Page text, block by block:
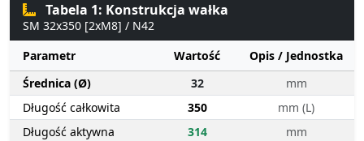
Tabela 1: Konstrukcja wałka
SM 32x350 [2xM8] / N42
Parametr
Wartość
Opis / Jednostka
Średnica (Ø)
32
mm
Długość całkowita
350
mm (L)
Długość aktywna
314
mm